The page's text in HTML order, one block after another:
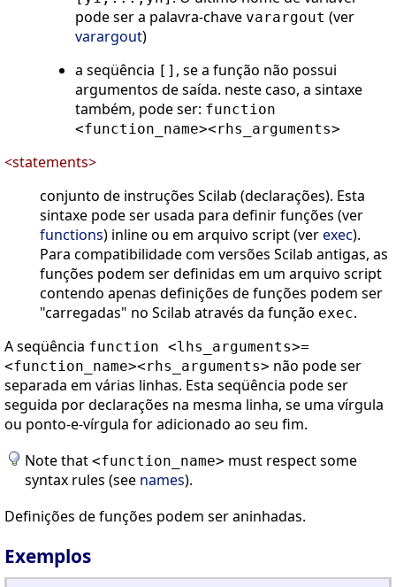
pode ser a palavra-chave varargout (ver
varargout)
a seqüência [] , se a função não possui
argumentos de saída. neste caso, a sintaxe
também, pode ser: function
<function_name><rhs_arguments>
<statements>
conjunto de instruções Scilab (declarações). Esta
sintaxe pode ser usada para definir funções (ver
functions) inline ou em arquivo script (verexec).
Para compatibilidade com versões Scilab antigas, as
funções podem ser definidas em um arquivo script
contendo apenas definições de funções podem ser
"carregadas" no Scilab através da função exec.
A seqüência function <lhs_arguments>=
<function_name><rhs_arguments> não pode ser
separada em várias linhas. Esta seqüência pode ser
seguida por declarações na mesma linha, se uma vírgula
ou ponto-e-vírgula for adicionado ao seu fim.
Note that <function_name> must respect some
syntax rules (see names).
Definições de funções podem ser aninhadas.
Exemplos